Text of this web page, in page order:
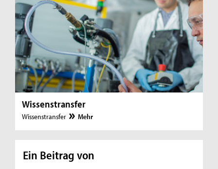
Wissenstransfer
Wissenstransfer Mehr
Ein Beitrag von